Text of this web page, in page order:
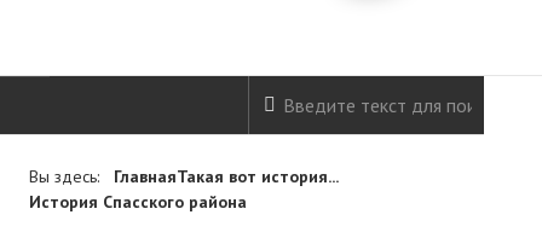
Вы здесь: ГлавнаяТакая вот история...
История Спасского района